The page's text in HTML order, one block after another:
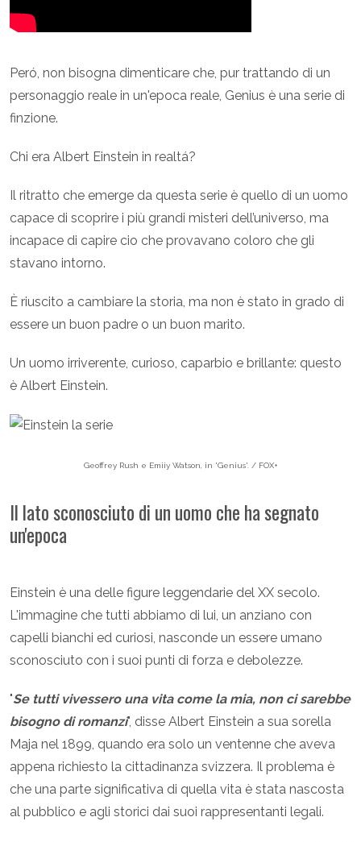
Peró, non bisogna dimenticare che, pur trattando di un
personaggio reale in un'epoca reale, Genius è una serie di
finzione.
Chi era Albert Einstein in realtá?
Il ritratto che emerge da questa serie è quello di un uomo
capace di scoprire i più grandi misteri dell’universo, ma
incapace di capire cio che provavano coloro che gli
stavano intorno.
È riuscito a cambiare la storia, ma non è stato in grado di
essere un buon padre o un buon marito.
Un uomo irriverente, curioso, caparbio e brillante: questo
è Albert Einstein.
Geoffrey Rush e Emiiy Watson, in 'Genius'. / FOX+
Il lato sconosciuto di un uomo che ha segnato
un'epoca
Einstein è una delle figure leggendarie del XX secolo.
L'immagine che tutti abbiamo di lui, un anziano con
capelli bianchi ed curiosi, nasconde un essere umano
sconosciuto con i suoi punti di forza e debolezze.
"Se tutti vivessero una vita come la mia, non ci sarebbe
bisogno di romanzi", disse Albert Einstein a sua sorella
Maja nel 1899, quando era solo un ventenne che aveva
appena richiesto la cittadinanza svizzera. Il problema è
che una parte significativa di quella vita è stata nascosta
al pubblico e agli storici dai suoi rappresentanti legali.